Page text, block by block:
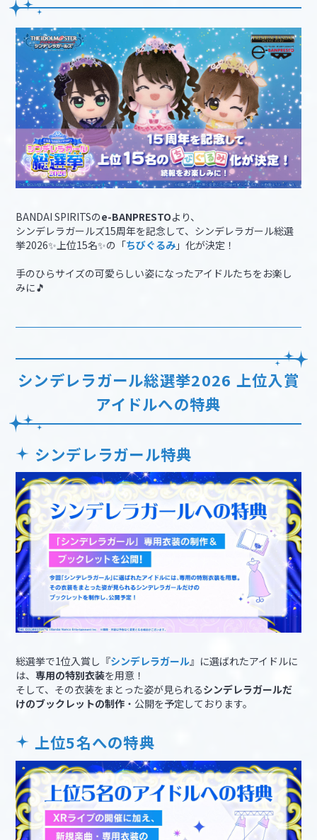
BANDAI SPIRITSのe-BANPRESTOより、
シンデレラガールズ15周年を記念して、シンデレラガール総選
挙2026✨上位15名✨の「ちびぐるみ 」化が決定！
手のひらサイズの可愛らしい姿になったアイドルたちをお楽し
みに🎵
シンデレラガール総選挙2026 上位入賞
アイドルへの特典
シンデレラガール特典
総選挙で1位入賞し『シンデレラガール』に選ばれたアイドルに
は、専用の特別衣装を用意！
そして、その衣装をまとった姿が見られるシンデレラガールだ
けのブックレットの制作 ・公開を予定しております。
上位5名への特典